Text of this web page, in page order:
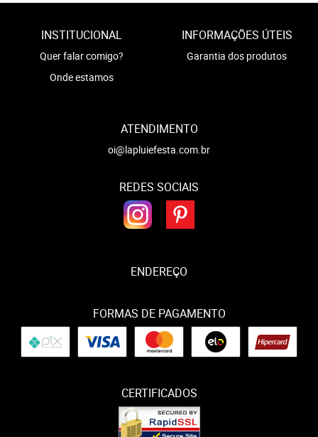
INSTITUCIONAL
Quer falar comigo?
Onde estamos
INFORMAÇÕES ÚTEIS
Garantia dos produtos
ATENDIMENTO
oi@lapluiefesta.com.br
REDES SOCIAIS
ENDEREÇO
FORMAS DE PAGAMENTO
CERTIFICADOS